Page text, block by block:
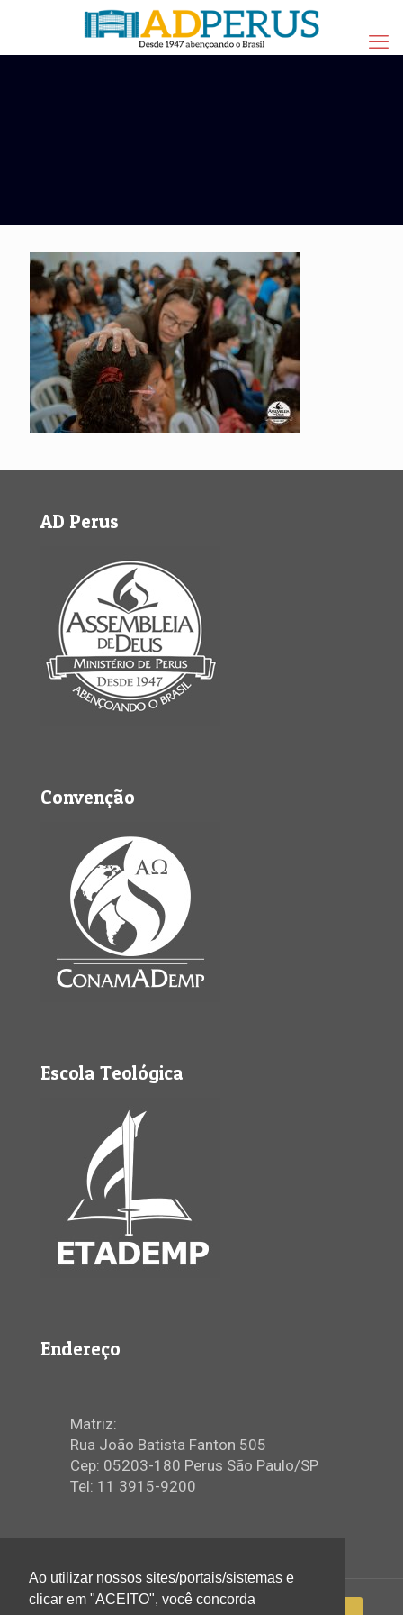
AD Perus
Convenção
Escola Teológica
Endereço
Matriz:
Rua João Batista Fanton 505
Cep: 05203-180 Perus São Paulo/SP
Tel: 11 3915-9200
Ao utilizar nossos sites/portais/sistemas e
clicar em "ACEITO", você concorda